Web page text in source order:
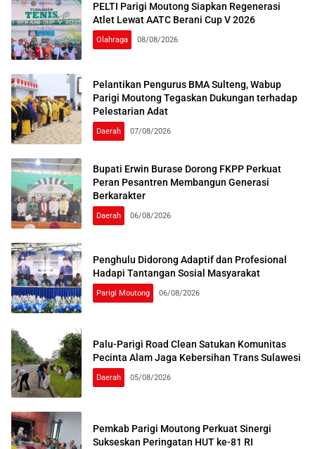
PELTI Parigi Moutong Siapkan Regenerasi
Atlet Lewat AATC Berani Cup V 2026
Olahraga 08/08/2026
Pelantikan Pengurus BMA Sulteng, Wabup
Parigi Moutong Tegaskan Dukungan terhadap
Pelestarian Adat
Daerah 07/08/2026
Bupati Erwin Burase Dorong FKPP Perkuat
Peran Pesantren Membangun Generasi
Berkarakter
Daerah 06/08/2026
Penghulu Didorong Adaptif dan Profesional
Hadapi Tantangan Sosial Masyarakat
Parigi Moutong 06/08/2026
Palu-Parigi Road Clean Satukan Komunitas
Pecinta Alam Jaga Kebersihan Trans Sulawesi
Daerah 05/08/2026
Pemkab Parigi Moutong Perkuat Sinergi
Sukseskan Peringatan HUT ke-81 RI